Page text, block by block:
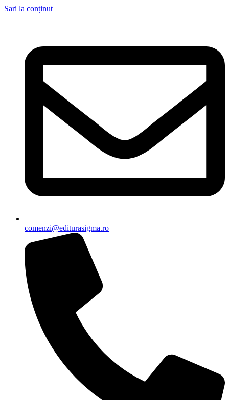
Sari la conținut
comenzi@editurasigma.ro